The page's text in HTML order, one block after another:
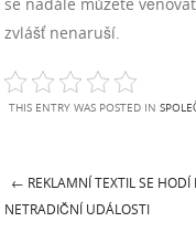
zvlášť nenaruší.
THIS ENTRY WAS POSTED IN
Post
← REKLAMNÍ TEXTIL SE HODÍ
NETRADIČNÍ UDÁLOSTI